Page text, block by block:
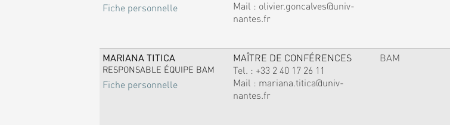
Fiche personnelle
Mail : olivier.goncalves@univ-
nantes.fr
MARIANA TITICA
RESPONSABLE ÉQUIPE BAM
Fiche personnelle
MAÎTRE DE CONFÉRENCES
Tel. : +33 2 40 17 26 11
Mail : mariana.titica@univ-
nantes.fr
BAM